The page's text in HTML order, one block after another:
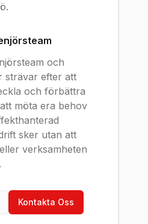
och
strävar efter att
och förbättra
möta era behov
sker utan att
verksamheten
Kontakta Oss